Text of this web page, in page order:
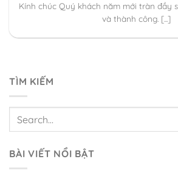
Kính chúc Quý khách năm mới tràn đầy
và thành công. [...]
TÌM KIẾM
BÀI VIẾT NỔI BẬT